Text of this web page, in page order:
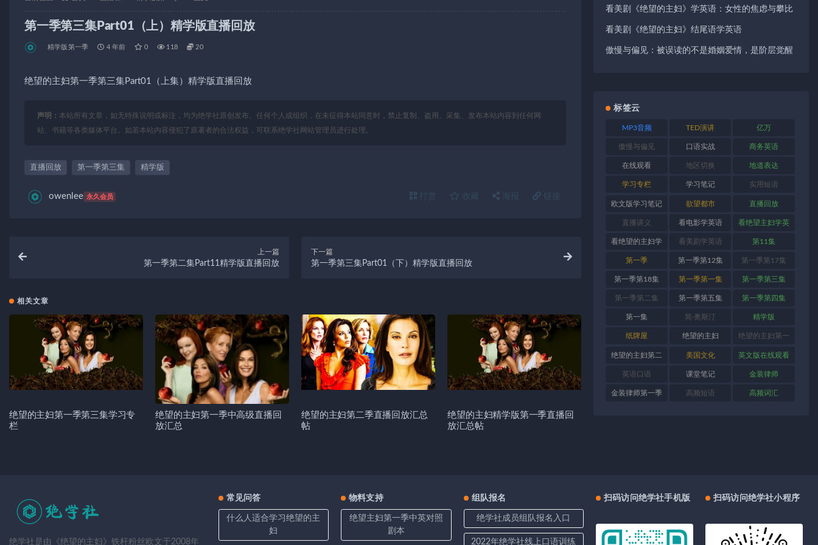
第一季第三集Part01（上）精学版直播回放
精学版第一季 4 年前 0 118 20
绝望的主妇第一季第三集Part01（上集）精学版直播回放
声明： 本站所有文章，如无特殊说明或标注，均为绝学社原创发布。任何个人或组织，在未征得本站同意时，禁止复制、盗用、采集、发布本站内容到任何网
站、书籍等各类媒体平台。如若本站内容侵犯了原著者的合法权益，可联系绝学社网站管理员进行处理。
直播回放 第一季第三集 精学版
owenlee 永久会员 打赏 收藏 海报 链接
上一篇
第一季第二集Part11精学版直播回放
下一篇
第一季第三集Part01（下）精学版直播回放
相关文章
绝望的主妇第一季第三集学习专
栏
绝望的主妇第一季中高级直播回
放汇总
绝望的主妇第二季直播回放汇总
帖
绝望的主妇精学版第一季直播回
放汇总帖
看美剧《绝望的主妇》学英语：女性的焦虑与攀比
看美剧《绝望的主妇》结尾语学英语
傲慢与偏见：被误读的不是婚姻爱情，是阶层觉醒
标签云
MP3音频 TED演讲 亿万
傲慢与偏见 口语实战 商务英语
在线观看 地区切换 地道表达
学习专栏 学习笔记 实用短语
欧文版学习笔记 欲望都市 直播回放
直播讲义 看电影学英语 看绝望主妇学英
语
看绝望的主妇学
英语
看美剧学英语 第11集
第一季 第一季第12集 第一季第17集
第一季第18集 第一季第一集 第一季第三集
第一季第二集 第一季第五集 第一季第四集
第一集 简·奥斯汀 精学版
纸牌屋 绝望的主妇 绝望的主妇第一
季
绝望的主妇第二
季
美国文化 英文版在线观看
英语口语 课堂笔记 金装律师
金装律师第一季 高频短语 高频词汇
绝学社是由《绝望的主妇》铁杆粉丝欧文于2008年
常见问答
什么人适合学习绝望的主
妇
物料支持
绝望主妇第一季中英对照
剧本
组队报名
绝学社成员组队报名入口
2022年绝学社线上口语训练
扫码访问绝学社手机版 扫码访问绝学社小程序